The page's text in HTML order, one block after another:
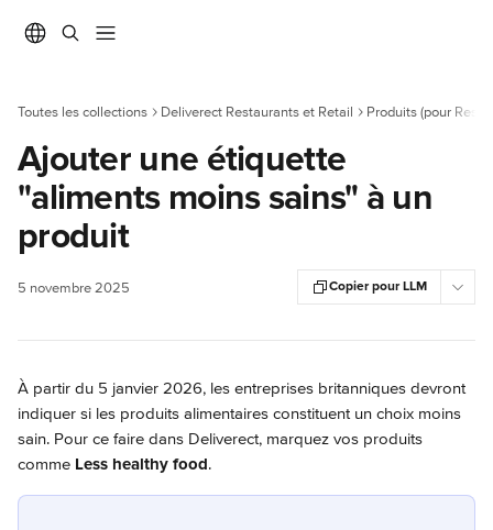
Toutes les collections Deliverect Restaurants et Retail Produits (pour
Ajouter une étiquette
"aliments moins sains" à un
produit
5 novembre 2025 Copier pour LLM
À partir du 5 janvier 2026, les entreprises britanniques devront
indiquer si les produits alimentaires constituent un choix moins
sain. Pour ce faire dans Deliverect, marquez vos produits
comme Less healthy food.